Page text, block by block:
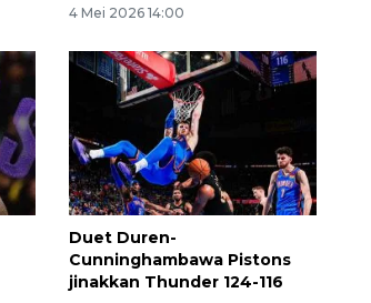
4 Mei 2026 14:00
Duet Duren-
Cunninghambawa Pistons
jinakkan Thunder 124-116